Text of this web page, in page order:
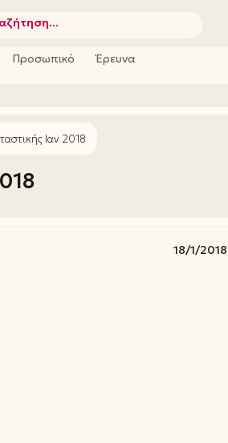
Προσωπικό
Έρευνα
Ιαν 2018
18/1/2018